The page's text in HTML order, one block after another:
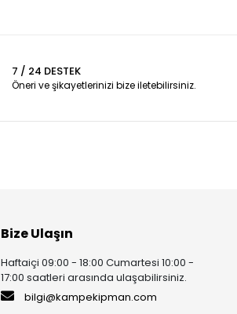
7 / 24 DESTEK
Öneri ve şikayetlerinizi bize iletebilirsiniz.
Bize Ulaşın
Haftaiçi 09:00 - 18:00 Cumartesi 10:00 -
17:00 saatleri arasında ulaşabilirsiniz.
bilgi@kampekipman.com